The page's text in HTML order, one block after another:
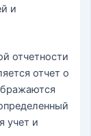
и
отчетности
отчет о
учет и